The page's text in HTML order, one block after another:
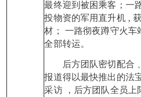
最终迎到被困乘客；一
投物资的军用直升机 ,
材； 一路彻夜蹲守火车
全部转运。
后方团队密切配合
报道得以最快推出的法
采访 ，后方团队全员上